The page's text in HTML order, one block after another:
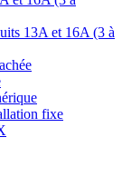
13A et 16A (3 à
fixe